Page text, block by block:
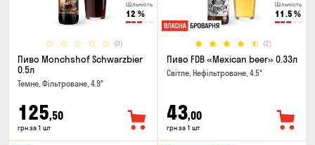
Щільність
12 %
(0)
Пиво Monchshof Schwarzbier
0.5л
Темне, Фільтроване, 4.9°
125,50
грн за 1 шт
Щільність
11.5 %
(2)
Пиво FDB «Mexican beer» 0.33л
Світле, Нефільтроване, 4.5°
43,00
грн за 1 шт